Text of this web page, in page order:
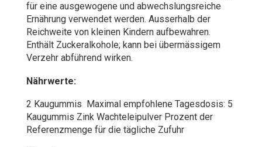
für eine ausgewogene und abwechslungsreiche
Ernährung verwendet werden. Ausserhalb der
Reichweite von kleinen Kindern aufbewahren.
Enthält Zuckeralkohole; kann bei übermässigem
Verzehr abführend wirken.
Nährwerte:
2 Kaugummis Maximal empfohlene Tagesdosis: 5
Kaugummis Zink Wachteleipulver Prozent der
Referenzmenge für die tägliche Zufuhr